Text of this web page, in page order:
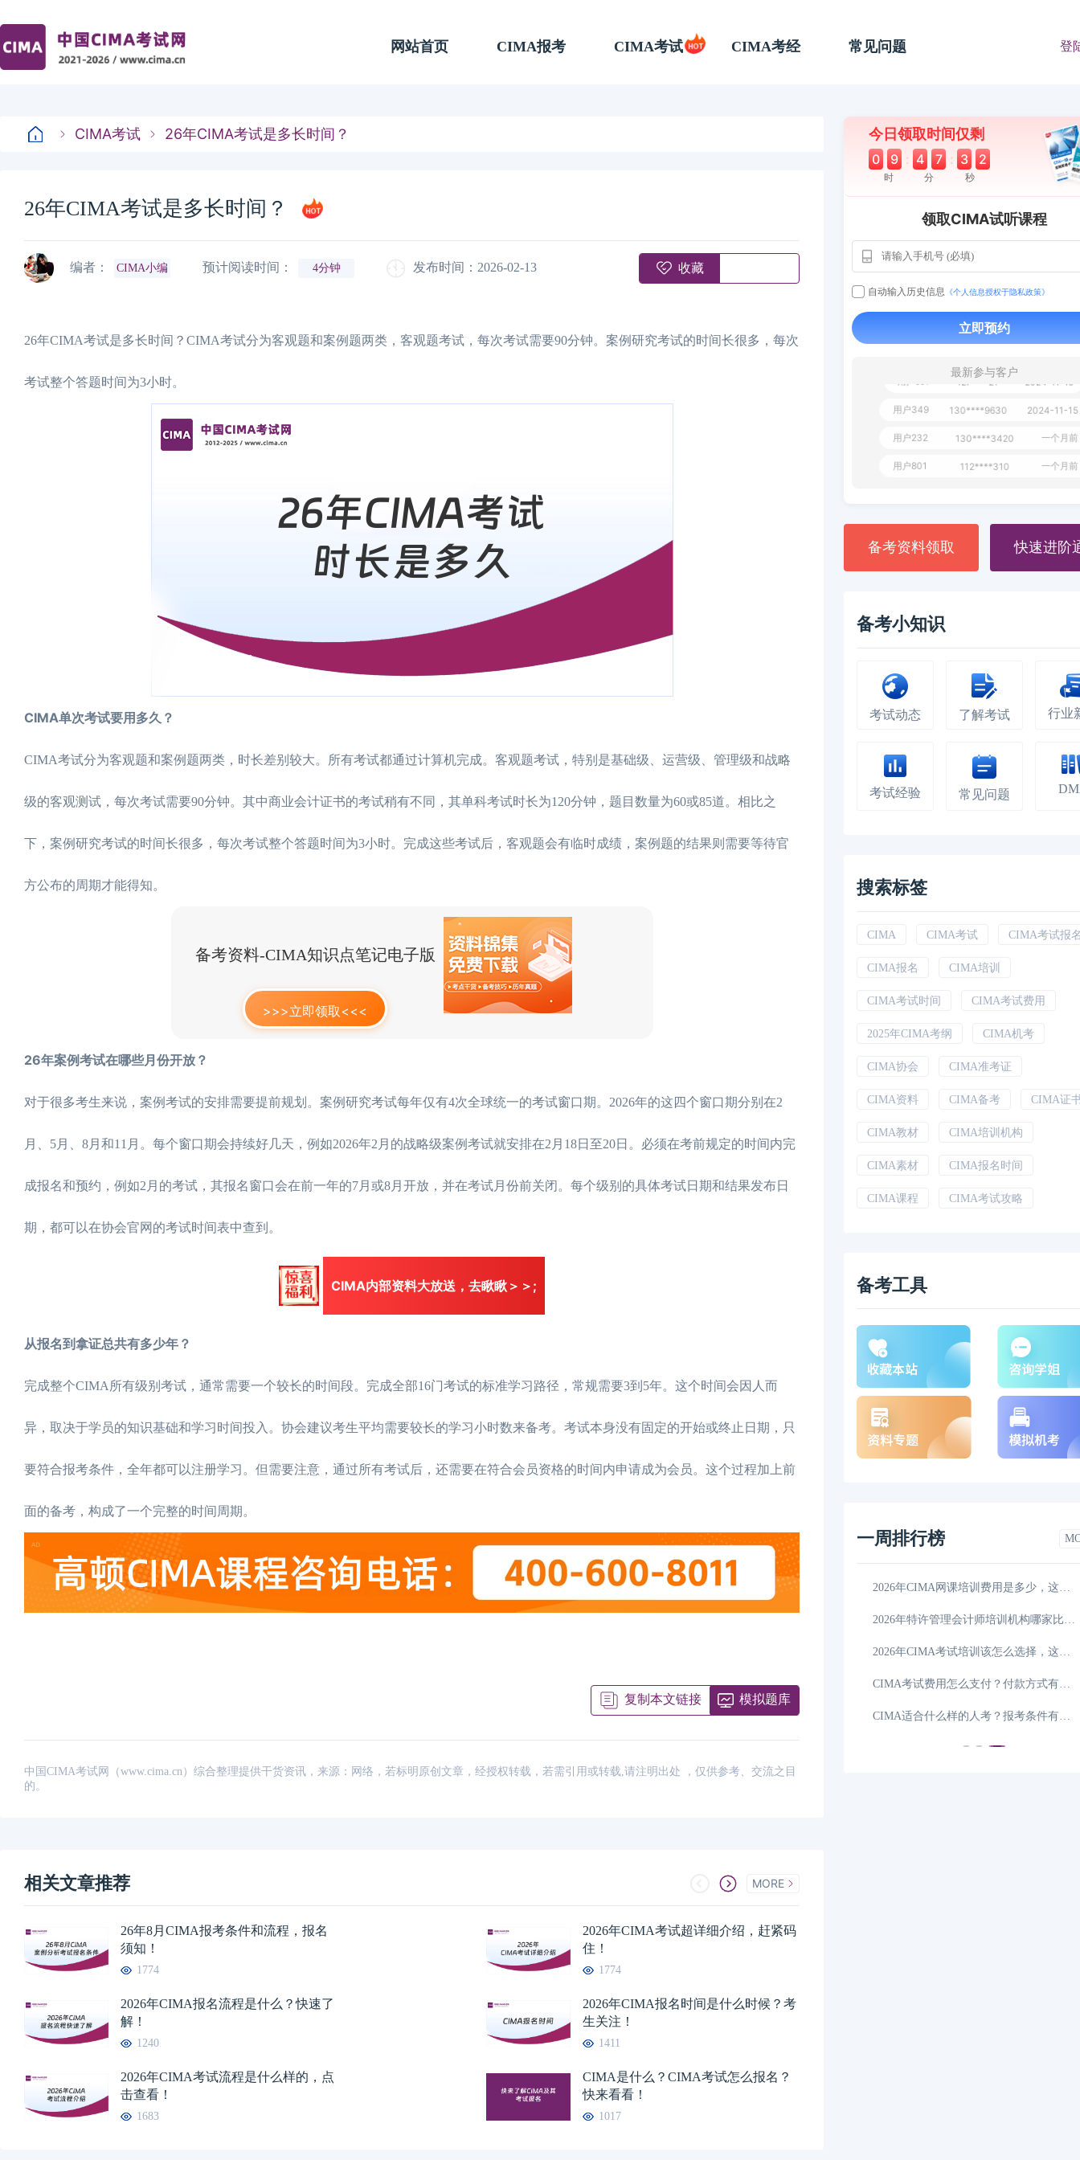
网站首页 CIMA报考 CIMA考试 CIMA考经 常见问题 登
CIMA考试 26年CIMA考试是多长时间？
26年CIMA考试是多长时间？
编者： CIMA小编 预计阅读时间： 4分钟 发布时间：2026-02-13 收藏
26年CIMA考试是多长时间？CIMA考试分为客观题和案例题两类，客观题考试，每次考试需要90分钟。案例研究考试的时间长很多，每次
考试整个答题时间为3小时。
CIMA单次考试要用多久？
CIMA考试分为客观题和案例题两类，时长差别较大。所有考试都通过计算机完成。客观题考试，特别是基础级、运营级、管理级和战略
级的客观测试，每次考试需要90分钟。其中商业会计证书的考试稍有不同，其单科考试时长为120分钟，题目数量为60或85道。相比之
下，案例研究考试的时间长很多，每次考试整个答题时间为3小时。完成这些考试后，客观题会有临时成绩，案例题的结果则需要等待官
方公布的周期才能得知。
备考资料-CIMA知识点笔记电子版
>>>立即领取<<<
26年案例考试在哪些月份开放？
对于很多考生来说，案例考试的安排需要提前规划。案例研究考试每年仅有4次全球统一的考试窗口期。2026年的这四个窗口期分别在2
月、5月、8月和11月。每个窗口期会持续好几天，例如2026年2月的战略级案例考试就安排在2月18日至20日。必须在考前规定的时间内完
成报名和预约，例如2月的考试，其报名窗口会在前一年的7月或8月开放，并在考试月份前关闭。每个级别的具体考试日期和结果发布日
期，都可以在协会官网的考试时间表中查到。
CIMA内部资料大放送，去瞅瞅＞＞;
从报名到拿证总共有多少年？
完成整个CIMA所有级别考试，通常需要一个较长的时间段。完成全部16门考试的标准学习路径，常规需要3到5年。这个时间会因人而
异，取决于学员的知识基础和学习时间投入。协会建议考生平均需要较长的学习小时数来备考。考试本身没有固定的开始或终止日期，只
要符合报考条件，全年都可以注册学习。但需要注意，通过所有考试后，还需要在符合会员资格的时间内申请成为会员。这个过程加上前
面的备考，构成了一个完整的时间周期。
复制本文链接 模拟题库
中国CIMA考试网（www.cima.cn）综合整理提供干货资讯，来源：网络，若标明原创文章，经授权转载，若需引用或转载,请注明出处 ，仅供参考、交流之目
的。
相关文章推荐 MORE
26年8月CIMA报考条件和流程，报名
须知！
1774
2026年CIMA考试超详细介绍，赶紧码
住！
1774
2026年CIMA报名流程是什么？快速了
解！
1240
2026年CIMA报名时间是什么时候？考
生关注！
1411
2026年CIMA考试流程是什么样的，点
击查看！
1683
CIMA是什么？CIMA考试怎么报名？
快来看看！
1017
今日领取时间仅剩
0 9 : 4 7 : 3 1
时 分 秒
领取CIMA试听课程
自动输入历史信息 《个人信息授权于隐私政策》
立即预约
最新参与客户
112****290
1 天前
127****21
用户349 130****9630 2024-11-15
用户232 130****3420 一个月前
用户801 112****310 一个月前
用户987 130****6344 2024-09-13
用户279 130****8868 2024-08-21
备考资料领取 快速进阶
备考小知识
考试动态 了解考试 行业
考试经验 常见问题
搜索标签
CIMA CIMA考试 CIMA考试报
CIMA报名 CIMA培训
CIMA考试时间 CIMA考试费用
2025年CIMA考纲 CIMA机考
CIMA协会 CIMA准考证
CIMA资料 CIMA备考 CIMA证
CIMA教材 CIMA培训机构
CIMA素材 CIMA报名时间
CIMA课程 CIMA考试攻略
备考工具
一周排行榜
2026年CIMA报名时间是什么时候？考 07-07
06-27
06-25